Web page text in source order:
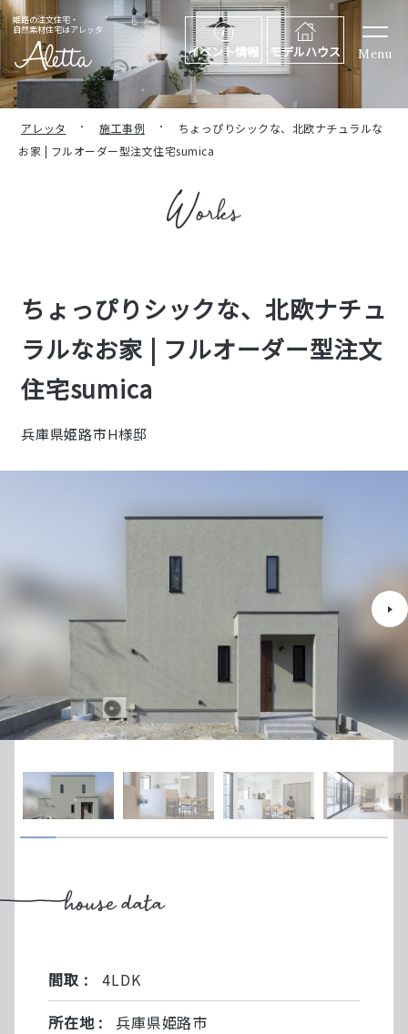
姫路の注文住宅・
自然素材住宅はアレッタ
イベント情報 モデルハウス Menu
アレッタ 施工事例
ちょっぴりシックな、北欧ナチュラルな
お家 | フルオーダー型注文住宅sumica
兵庫県姫路市H様邸
ちょっぴりシックな、北欧ナチュ
ラルなお家 | フルオーダー型注文
住宅sumica
間取 :
4LDK
所在地 :
兵庫県姫路市